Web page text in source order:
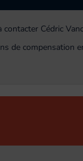
Cédric
de compensation